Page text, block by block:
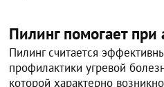
Пилинг помогает при
Пилинг считается
профилактики угревой
которой характерно